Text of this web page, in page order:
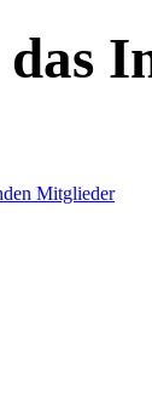
das
Mitglieder